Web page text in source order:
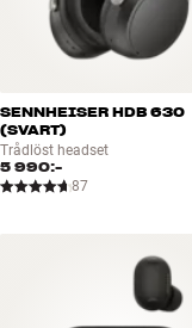
SENNHEISER HDB 630
(SVART)
Trådlöst headset
5 990:-
87